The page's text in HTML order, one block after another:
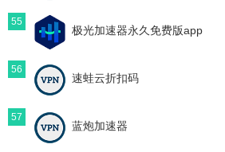
55
极光加速器永久免费版app
56
速蛙云折扣码
57
蓝炮加速器